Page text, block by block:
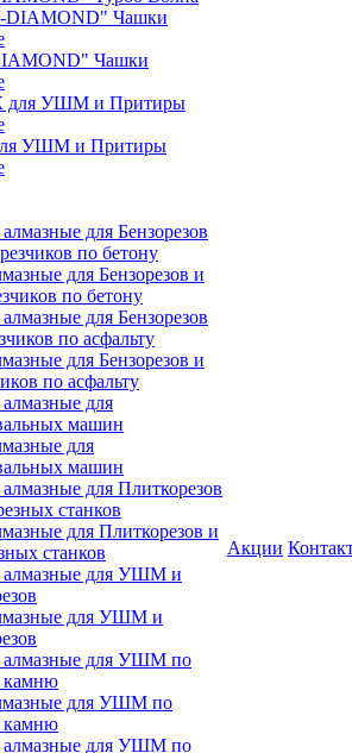
Чашки
УШМ и Притиры
для Бензорезов и
по бетону
для Бензорезов и
по асфальту
для
машин
для Плиткорезов и
станков
для УШМ и
для УШМ по
камню
Акции